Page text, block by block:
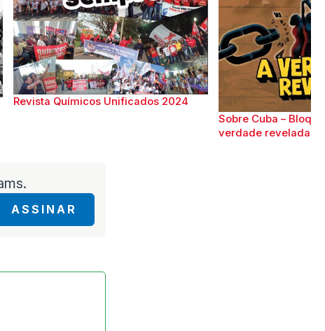
Revista Químicos Unificados 2024
Sobre Cuba –
verdade revelada
ASSINAR